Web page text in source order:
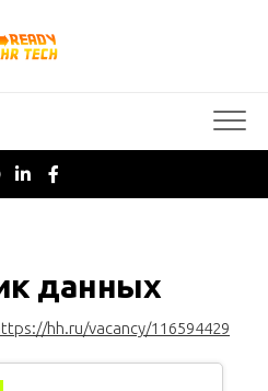
данных
hh.ru/vacancy/116594429